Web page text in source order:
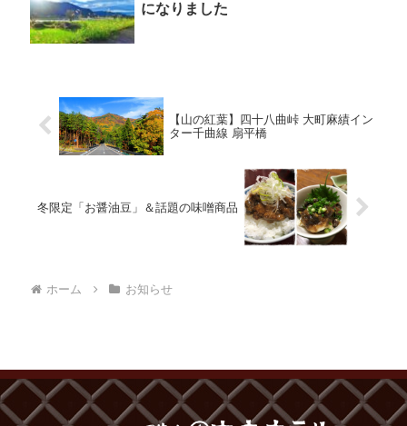
になりました
【山の紅葉】四十八曲峠 大町麻績イン
ター千曲線 扇平橋
冬限定「お醤油豆」＆話題の味噌商品
ホーム お知らせ